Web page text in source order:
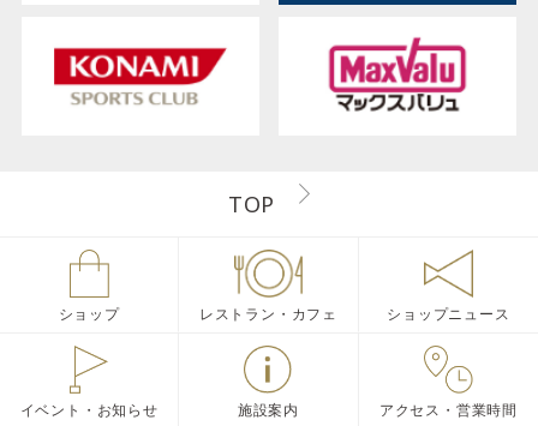
TOP
ショップ レストラン・カフェ ショップニュース
イベント・お知らせ 施設案内 アクセス・営業時間